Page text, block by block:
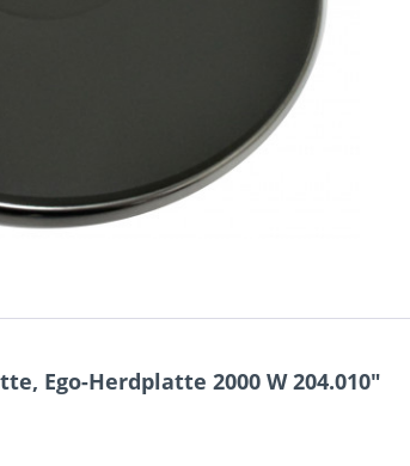
Ego-Herdplatte 2000 W 204.010"